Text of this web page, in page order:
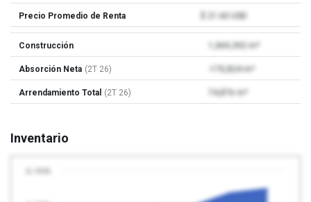
Precio Promedio de Renta
Construcción
Absorción Neta (2T 26)
Arrendamiento Total (2T 26)
Inventario